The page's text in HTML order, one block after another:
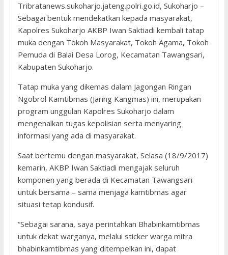
Tribratanews.sukoharjo.jateng.polri.go.id, Sukoharjo –
Sebagai bentuk mendekatkan kepada masyarakat,
Kapolres Sukoharjo AKBP Iwan Saktiadi kembali tatap
muka dengan Tokoh Masyarakat, Tokoh Agama, Tokoh
Pemuda di Balai Desa Lorog, Kecamatan Tawangsari,
Kabupaten Sukoharjo.
Tatap muka yang dikemas dalam Jagongan Ringan
Ngobrol Kamtibmas (Jaring Kangmas) ini, merupakan
program unggulan Kapolres Sukoharjo dalam
mengenalkan tugas kepolisian serta menyaring
informasi yang ada di masyarakat.
Saat bertemu dengan masyarakat, Selasa (18/9/2017)
kemarin, AKBP Iwan Saktiadi mengajak seluruh
komponen yang berada di Kecamatan Tawangsari
untuk bersama – sama menjaga kamtibmas agar
situasi tetap kondusif.
“Sebagai sarana, saya perintahkan Bhabinkamtibmas
untuk dekat warganya, melalui sticker warga mitra
bhabinkamtibmas yang ditempelkan ini, dapat